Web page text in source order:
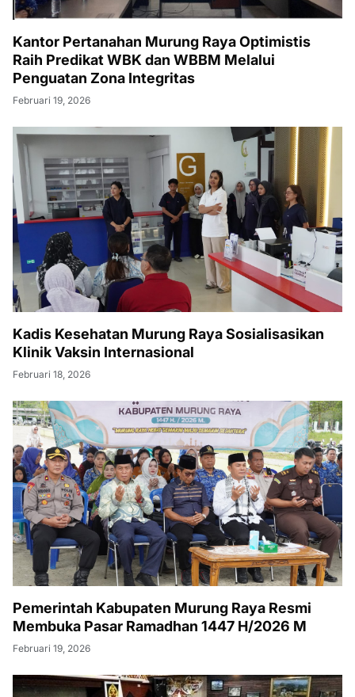
Kantor Pertanahan Murung Raya Optimistis
Raih Predikat WBK dan WBBM Melalui
Penguatan Zona Integritas
Februari 19, 2026
Kadis Kesehatan Murung Raya Sosialisasikan
Klinik Vaksin Internasional
Februari 18, 2026
Pemerintah Kabupaten Murung Raya Resmi
Membuka Pasar Ramadhan 1447 H/2026 M
Februari 19, 2026